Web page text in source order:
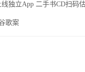
独立App 二手书CD扫码
歌案